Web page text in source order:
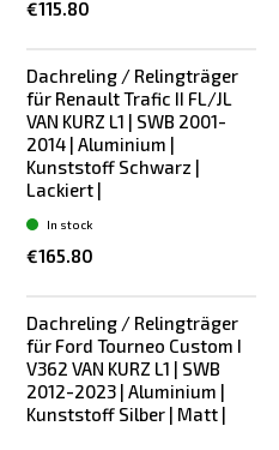
€115.80
Dachreling / Relingträger
für Renault Trafic II FL/JL
VAN KURZ L1 | SWB 2001-
2014 | Aluminium |
Kunststoff Schwarz |
Lackiert |
€165.80
In stock
Dachreling / Relingträger
für Ford Tourneo Custom I
V362 VAN KURZ L1 | SWB
2012-2023 | Aluminium |
Kunststoff Silber | Matt |